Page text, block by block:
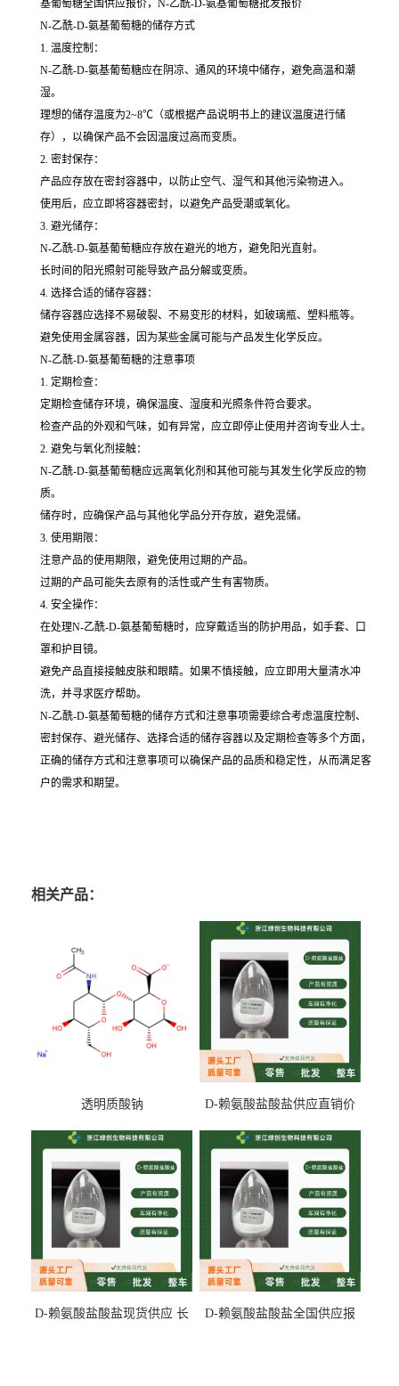
基葡萄糖全国供应报价，N-乙酰-D-氨基葡萄糖批发报价
N-乙酰-D-氨基葡萄糖的储存方式
1. 温度控制：
N-乙酰-D-氨基葡萄糖应在阴凉、通风的环境中储存，避免高温和潮
湿。
理想的储存温度为2~8℃（或根据产品说明书上的建议温度进行储
存），以确保产品不会因温度过高而变质。
2. 密封保存：
产品应存放在密封容器中，以防止空气、湿气和其他污染物进入。
使用后，应立即将容器密封，以避免产品受潮或氧化。
3. 避光储存：
N-乙酰-D-氨基葡萄糖应存放在避光的地方，避免阳光直射。
长时间的阳光照射可能导致产品分解或变质。
4. 选择合适的储存容器：
储存容器应选择不易破裂、不易变形的材料，如玻璃瓶、塑料瓶等。
避免使用金属容器，因为某些金属可能与产品发生化学反应。
N-乙酰-D-氨基葡萄糖的注意事项
1. 定期检查：
定期检查储存环境，确保温度、湿度和光照条件符合要求。
检查产品的外观和气味，如有异常，应立即停止使用并咨询专业人士。
2. 避免与氧化剂接触：
N-乙酰-D-氨基葡萄糖应远离氧化剂和其他可能与其发生化学反应的物
质。
储存时，应确保产品与其他化学品分开存放，避免混储。
3. 使用期限：
注意产品的使用期限，避免使用过期的产品。
过期的产品可能失去原有的活性或产生有害物质。
4. 安全操作：
在处理N-乙酰-D-氨基葡萄糖时，应穿戴适当的防护用品，如手套、口
罩和护目镜。
避免产品直接接触皮肤和眼睛。如果不慎接触，应立即用大量清水冲
洗，并寻求医疗帮助。
N-乙酰-D-氨基葡萄糖的储存方式和注意事项需要综合考虑温度控制、
密封保存、避光储存、选择合适的储存容器以及定期检查等多个方面，
正确的储存方式和注意事项可以确保产品的品质和稳定性，从而满足客
户的需求和期望。
相关产品：
透明质酸钠
D-赖氨酸盐酸盐供应直销价
D-赖氨酸盐酸盐现货供应 长
D-赖氨酸盐酸盐全国供应报